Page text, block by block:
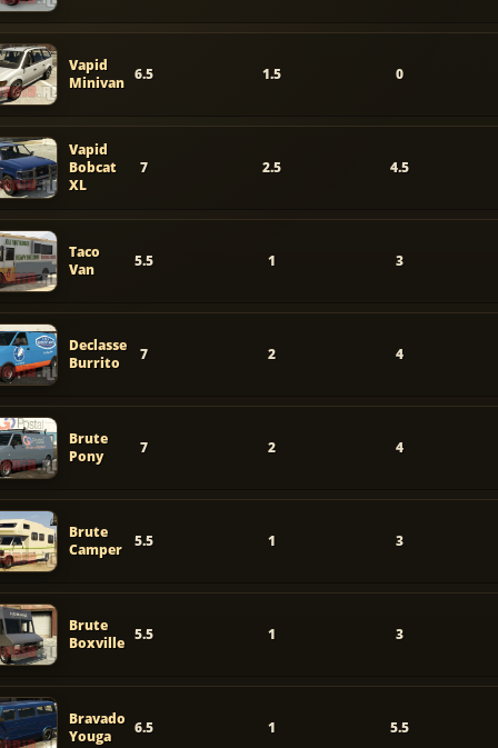
Vapid
Minivan 6.5 1.5 0
Vapid
Bobcat
XL
7 2.5 4.5
Taco
Van
5.5 1 3
Declasse
Burrito
7 2 4
Brute
Pony
7 2 4
Brute
Camper
5.5 1 3
Brute
Boxville 5.5 1 3
Bravado
Youga
6.5 1 5.5